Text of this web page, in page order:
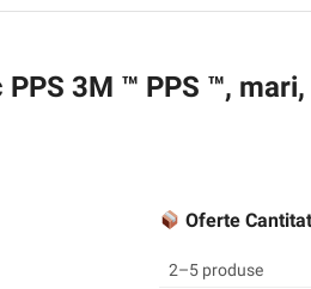
3M ™ PPS ™,
Oferte
2–5 produse